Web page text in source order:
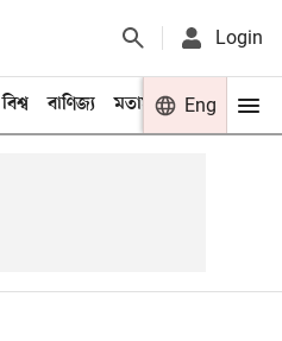
Login
বিশ্ব বাণিজ্য মতামত খেলা
Eng